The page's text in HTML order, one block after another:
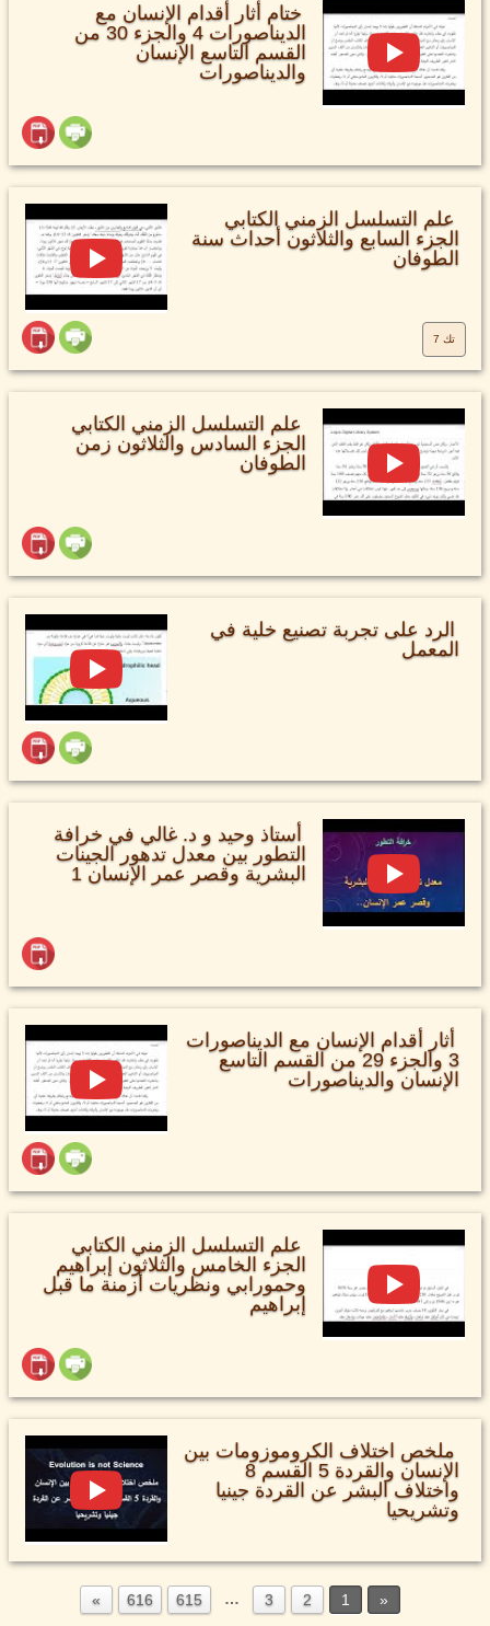
ختام أثار أقدام الإنسان مع
الديناصورات 4 والجزء 30 من
القسم التاسع الإنسان
والديناصورات
علم التسلسل الزمني الكتابي
الجزء السابع والثلاثون أحداث سنة
الطوفان
تك 7
علم التسلسل الزمني الكتابي
الجزء السادس والثلاثون زمن
الطوفان
الرد على تجربة تصنيع خلية في
المعمل
أستاذ وحيد و د. غالي في خرافة
التطور بين معدل تدهور الجينات
البشرية وقصر عمر الإنسان 1
أثار أقدام الإنسان مع الديناصورات
3 والجزء 29 من القسم التاسع
الإنسان والديناصورات
علم التسلسل الزمني الكتابي
الجزء الخامس والثلاثون إبراهيم
وحمورابي ونظريات أزمنة ما قبل
إبراهيم
ملخص اختلاف الكروموزومات بين
الإنسان والقردة 5 القسم 8
واختلاف البشر عن القردة جينيا
وتشريحيا
1
2
3
…
615
616